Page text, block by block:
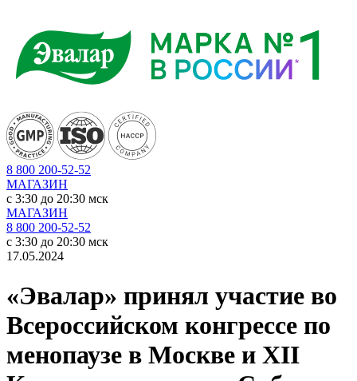
8 800 200-52-52
МАГАЗИН
c 3:30 до 20:30 мск
МАГАЗИН
8 800 200-52-52
c 3:30 до 20:30 мск
17.05.2024
«Эвалар» принял участие во
Всероссийском конгрессе по
менопаузе в Москве и XII